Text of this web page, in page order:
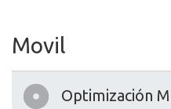
Movil
Optimización